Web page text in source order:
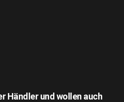
Händler und wollen auch